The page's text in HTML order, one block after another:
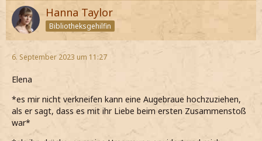
Hanna Taylor
Bibliotheksgehilfin
6. September 2023 um 11:27
Elena
*es mir nicht verkneifen kann eine Augebraue hochzuziehen,
als er sagt, dass es mit ihr Liebe beim ersten Zusammenstoß
war*